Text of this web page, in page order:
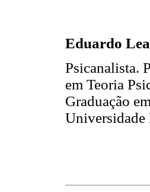
Eduardo
Psicanalista.
em Teoria
Graduação
Universidade